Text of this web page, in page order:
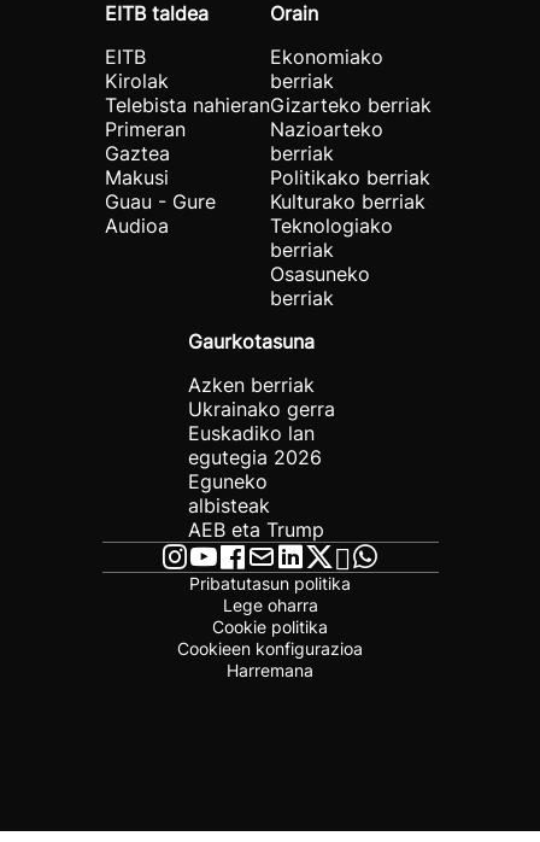
EITB taldea
EITB
Kirolak
Telebista nahieran
Primeran
Gaztea
Makusi
Guau - Gure
Audioa
Orain
Ekonomiako
berriak
Gizarteko berriak
Nazioarteko
berriak
Politikako berriak
Kulturako berriak
Teknologiako
berriak
Osasuneko
berriak
Gaurkotasuna
Azken berriak
Ukrainako gerra
Euskadiko lan
egutegia 2026
Eguneko
albisteak
AEB eta Trump
Pribatutasun politika
Lege oharra
Cookie politika
Cookieen konfigurazioa
Harremana